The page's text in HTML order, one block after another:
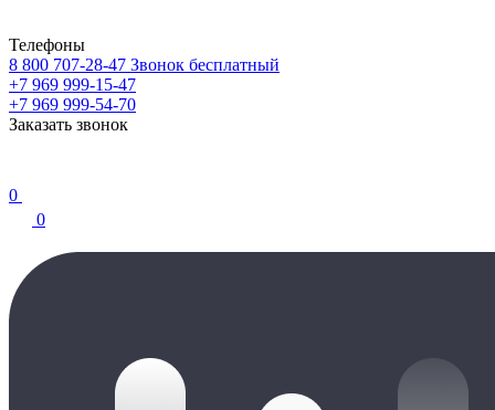
Телефоны
8 800 707-28-47 Звонок бесплатный
+7 969 999-15-47
+7 969 999-54-70
Заказать звонок
0
0